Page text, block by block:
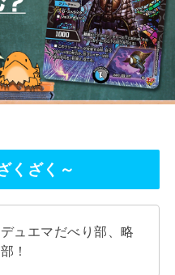
くざく～
ュエマだべり部、略
！